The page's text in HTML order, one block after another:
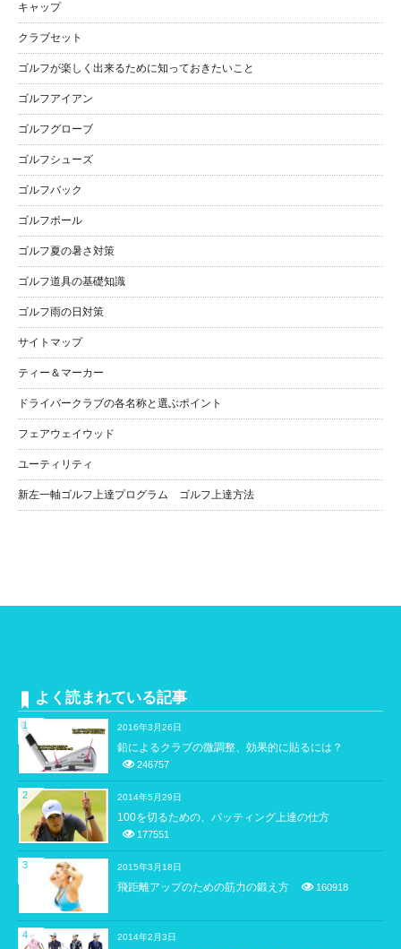
キャップ
クラブセット
ゴルフが楽しく出来るために知っておきたいこと
ゴルフアイアン
ゴルフグローブ
ゴルフシューズ
ゴルフバック
ゴルフボール
ゴルフ夏の暑さ対策
ゴルフ道具の基礎知識
ゴルフ雨の日対策
サイトマップ
ティー＆マーカー
ドライバークラブの各名称と選ぶポイント
フェアウェイウッド
ユーティリティ
新左一軸ゴルフ上達プログラム ゴルフ上達方法
よく読まれている記事
2016年3月26日
鉛によるクラブの微調整、効果的に貼るには？
246757
1
2014年5月29日
100を切るための、パッティング上達の仕方
177551
2
2015年3月18日
飛距離アップのための筋力の鍛え方 160918
3
2014年2月3日
4